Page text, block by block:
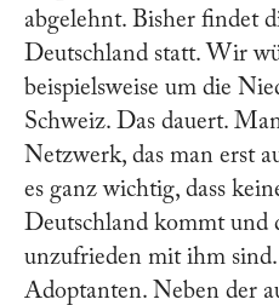
abgelehnt. Bisher findet
Deutschland statt. Wir
beispielsweise um die
Schweiz. Das dauert.
Netzwerk, das man erst
es ganz wichtig, dass
Deutschland kommt und
unzufrieden mit ihm
Adoptanten. Neben der